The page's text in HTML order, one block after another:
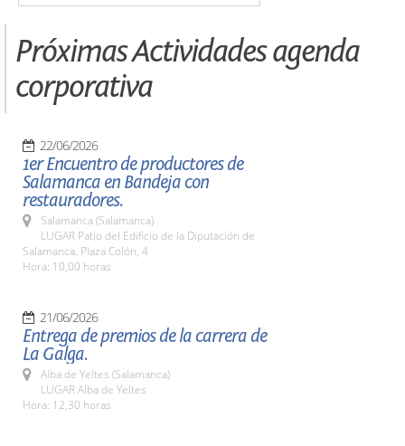
Próximas Actividades agenda
corporativa
22/06/2026
1er Encuentro de productores de
Salamanca en Bandeja con
restauradores.
Salamanca (Salamanca)
LUGAR Patio del Edificio de la Diputación de
Salamanca. Plaza Colón, 4
Hora: 10,00 horas
21/06/2026
Entrega de premios de la carrera de
La Galga.
Alba de Yeltes (Salamanca)
LUGAR Alba de Yeltes
Hora: 12,30 horas